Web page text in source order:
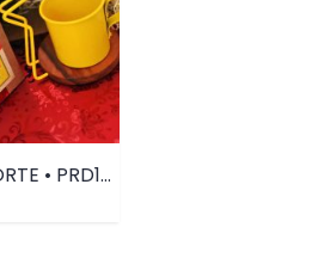
KIT EXTRA FORTE • PRD125